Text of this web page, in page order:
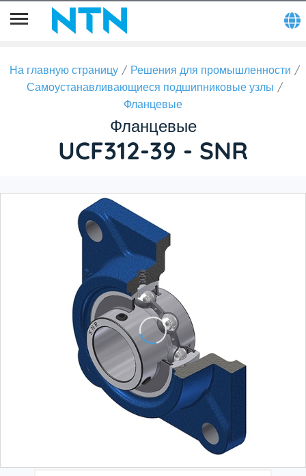
На главную страницу
Решения для промышленности
Самоустанавливающиеся подшипниковые узлы
Фланцевые
Фланцевые
UCF312-39 - SNR